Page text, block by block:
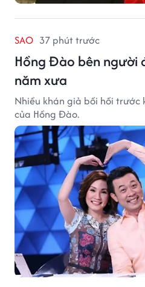
SAO 37 phút trước
Hồng Đào bên người
năm xưa
Nhiều khán giả bồi hồi trước
của Hồng Đào.